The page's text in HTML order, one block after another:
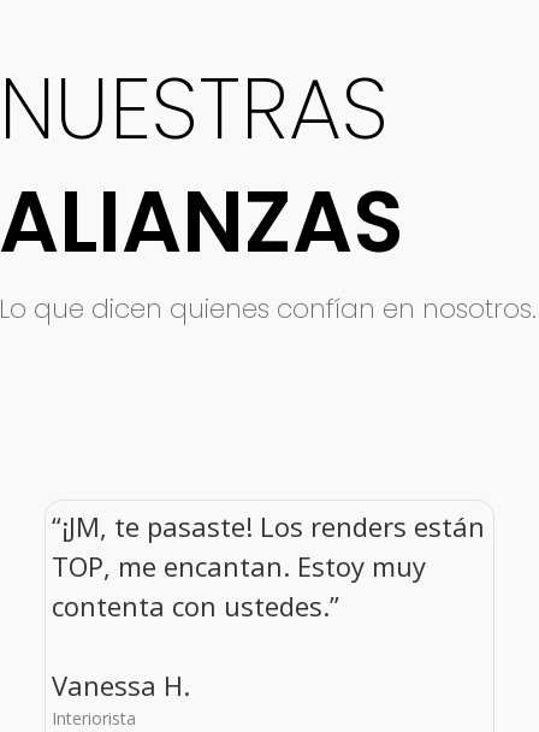
que dicen quienes confían en nosotros.
“¡JM, te pasaste! Los renders están
TOP, me encantan. Estoy muy
contenta con ustedes.”
Vanessa H.
Interiorista